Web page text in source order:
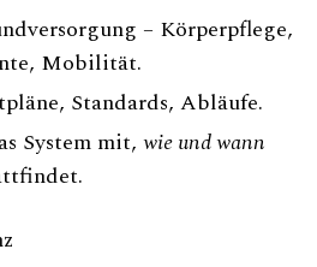
– Körperpflege,
Mobilität.
Standards, Abläufe.
System mit, wie und wann